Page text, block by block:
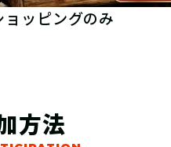
ッピングのみ
方法